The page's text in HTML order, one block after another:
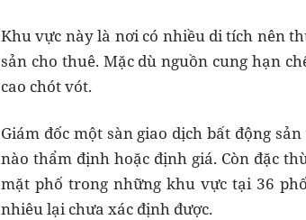
Khu vực này là nơi có nhiều di tích nên
sản cho thuê. Mặc dù nguồn cung hạn
cao chót vót.
Giám đốc một sàn giao dịch bất động
nào thẩm định hoặc định giá. Còn đặc
mặt phố trong những khu vực tại 36
nhiêu lại chưa xác định được.